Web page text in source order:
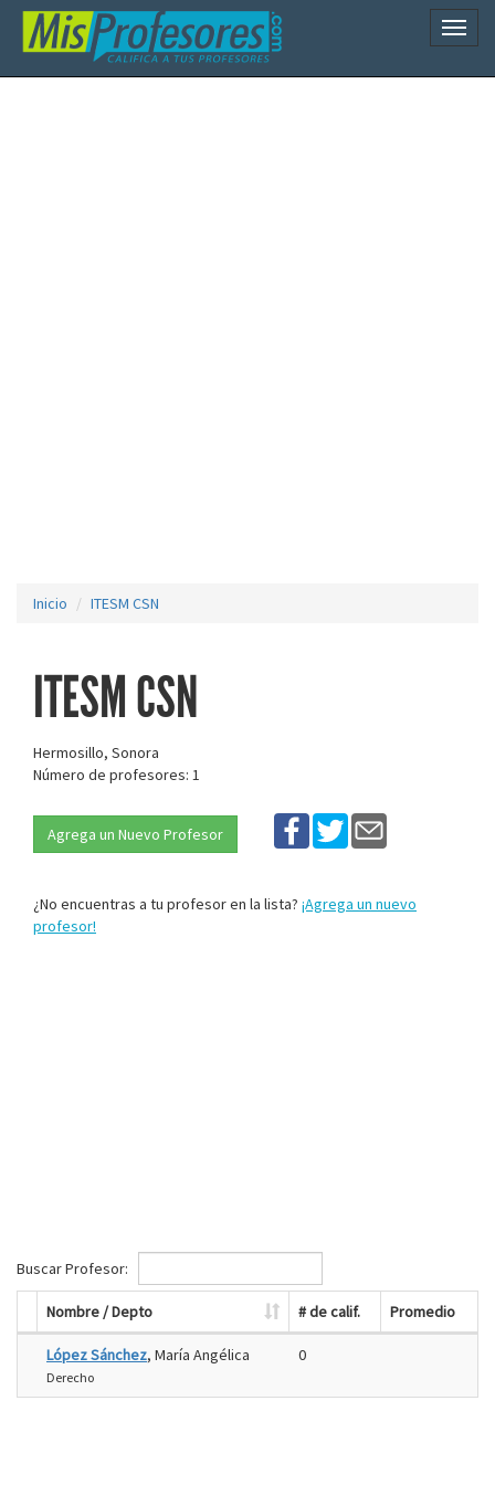
Inicio ITESM CSN
ITESM CSN
Hermosillo, Sonora
Número de profesores: 1
Agrega un Nuevo Profesor
¿No encuentras a tu profesor en la lista? ¡Agrega un nuevo
profesor!
Buscar Profesor:
Nombre / Depto # de calif. Promedio
López Sánchez, María Angélica
Derecho
0